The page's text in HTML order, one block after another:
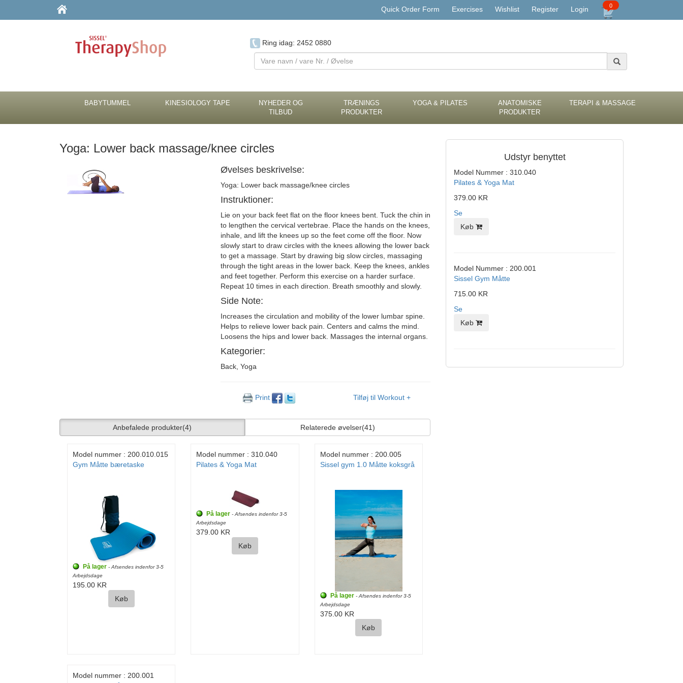
Quick Order Form Exercises Wishlist Register Login 0
Ring idag: 2452 0880
Vare
navn
vare
Nr.
Øvelse
BABYTUMMEL KINESIOLOGY TAPE
NYHEDER OG
TILBUD
TRÆNINGS
PRODUKTER
YOGA & PILATES
ANATOMISKE
PRODUKTER
TERAPI & MASSAGE
Yoga: Lower back massage/knee circles
Øvelses beskrivelse:
Yoga: Lower back massage/knee circles
Instruktioner:
Lie on your back feet flat on the floor knees bent. Tuck the chin in
to lengthen the cervical vertebrae. Place the hands on the knees,
inhale, and lift the knees up so the feet come off the floor. Now
slowly start to draw circles with the knees allowing the lower back
to get a massage. Start by drawing big slow circles, massaging
through the tight areas in the lower back. Keep the knees, ankles
and feet together. Perform this exercise on a harder surface.
Repeat 10 times in each direction. Breath smoothly and slowly.
Side Note:
Increases the circulation and mobility of the lower lumbar spine.
Helps to relieve lower back pain. Centers and calms the mind.
Loosens the hips and lower back. Massages the internal organs.
Kategorier:
Back, Yoga
Print Tilføj til Workout +
Anbefalede produkter(4) Relaterede øvelser(41)
Model nummer : 200.010.015
Gym Måtte bæretaske
På lager - Afsendes indenfor 3-5
Arbejdsdage
195.00 KR
Køb
Model nummer : 310.040
Pilates & Yoga Mat
På lager - Afsendes indenfor 3-5
Arbejdsdage
379.00 KR
Køb
Model nummer : 200.005
Sissel gym 1.0 Måtte koksgrå
På lager- Afsendes indenfor 3-5
Arbejdsdage
375.00 KR
Køb
Model nummer : 200.001
Udstyr benyttet
Model Nummer : 310.040
Pilates & Yoga Mat
379.00 KR
Se
Køb
Model Nummer : 200.001
Sissel Gym Måtte
715.00 KR
Se
Køb